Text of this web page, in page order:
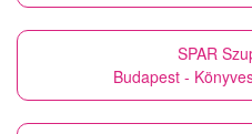
SPAR
Budapest -